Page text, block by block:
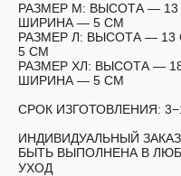
РАЗМЕР М: ВЫСОТА — 13
ШИРИНА — 5 СМ
РАЗМЕР Л: ВЫСОТА — 13
5 СМ
РАЗМЕР ХЛ: ВЫСОТА —
ШИРИНА — 5 СМ
СРОК ИЗГОТОВЛЕНИЯ:
ИНДИВИДУАЛЬНЫЙ
БЫТЬ ВЫПОЛНЕНА В
УХОД